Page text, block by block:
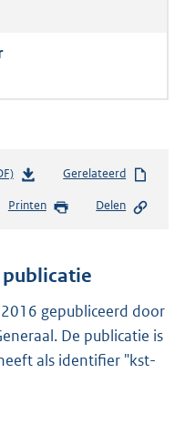
b
s
n
s
r
o
Gerelateerd
Printen Delen
gepubliceerd door
De publicatie is
als identifier "kst-